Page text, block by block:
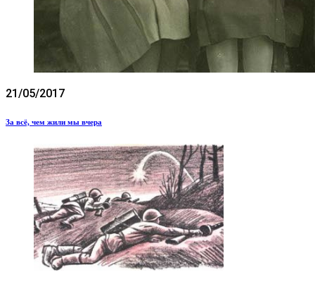
21/05/2017
За всё, чем жили мы вчера